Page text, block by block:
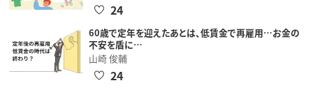
24
60歳で定年を迎えたあとは、低賃金で再雇用…お金の
不安を盾に…
山崎 俊輔
24